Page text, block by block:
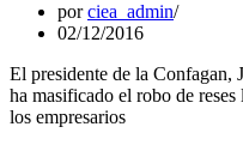
porciea_admin
02/12/2016
El presidente de la Confagan,
ha masificado el robo de
los empresarios